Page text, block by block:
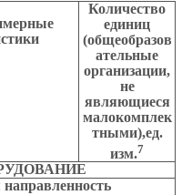
Количество
единиц
(общеобразов
ательные
организации,
не
являющиеся
малокомплек
тными),ед.
изм.7
направленность